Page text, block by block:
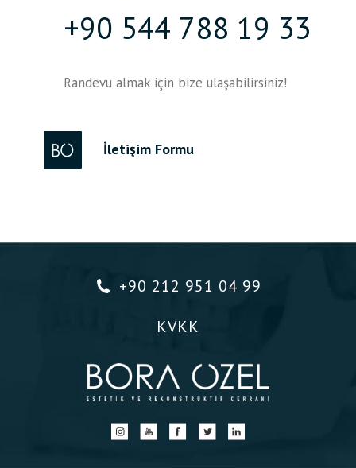
+90 544 788 19 33
Randevu almak için bize ulaşabilirsiniz!
İletişim Formu
+90 212 951 04 99
KVKK